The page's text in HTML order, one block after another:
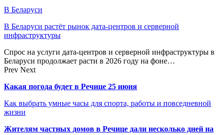
В Беларуси
В Беларуси растёт рынок дата-центров и серверной
инфраструктуры
Спрос на услуги дата-центров и серверной инфраструктуры в
Беларуси продолжает расти в 2026 году на фоне…
Prev Next
Какая погода будет в Речице 25 июня
Как выбрать умные часы для спорта, работы и повседневной
жизни
Жителям частных домов в Речице дали несколько дней на